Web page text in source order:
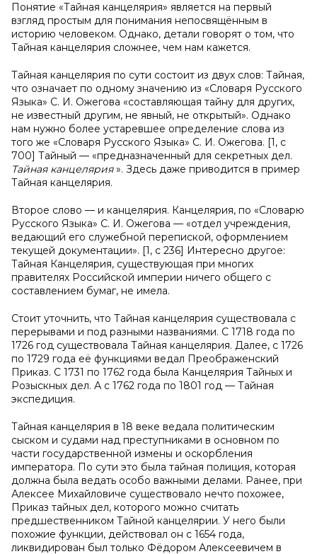
Понятие «Тайная канцелярия» является на первый
взгляд простым для понимания непосвящённым в
историю человеком. Однако, детали говорят о том, что
Тайная канцелярия сложнее, чем нам кажется.
Тайная канцелярия по сути состоит из двух слов: Тайная,
что означает по одному значению из «Словаря Русского
Языка» С. И. Ожегова «составляющая тайну для других,
не известный другим, не явный, не открытый». Однако
нам нужно более устаревшее определение слова из
того же «Словаря Русского Языка» С. И. Ожегова. [1, с
700] Тайный — «предназначенный для секретных дел.
Тайная канцелярия». Здесь даже приводится в пример
Тайная канцелярия.
Второе слово — и канцелярия. Канцелярия, по «Словарю
Русского Языка» С. И. Ожегова — «отдел учреждения,
ведающий его служебной перепиской, оформлением
текущей документации». [1, с 236] Интересно другое:
Тайная Канцелярия, существующая при многих
правителях Российской империи ничего общего с
составлением бумаг, не имела.
Стоит уточнить, что Тайная канцелярия существовала с
перерывами и под разными названиями. С 1718 года по
1726 год существовала Тайная канцелярия. Далее, с 1726
по 1729 года её функциями ведал Преображенский
Приказ. С 1731 по 1762 года была Канцелярия Тайных и
Розыскных дел. А с 1762 года по 1801 год — Тайная
экспедиция.
Тайная канцелярия в 18 веке ведала политическим
сыском и судами над преступниками в основном по
части государственной измены и оскорбления
императора. По сути это была тайная полиция, которая
должна была ведать особо важными делами. Ранее, при
Алексее Михайловиче существовало нечто похожее,
Приказ тайных дел, которого можно считать
предшественником Тайной канцелярии. У него были
похожие функции, действовал он с 1654 года,
ликвидирован был только Фёдором Алексеевичем в